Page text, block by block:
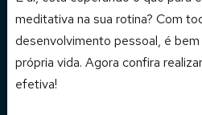
meditativa na sua rotina? Com
desenvolvimento pessoal, é
própria vida. Agora confira
efetiva!